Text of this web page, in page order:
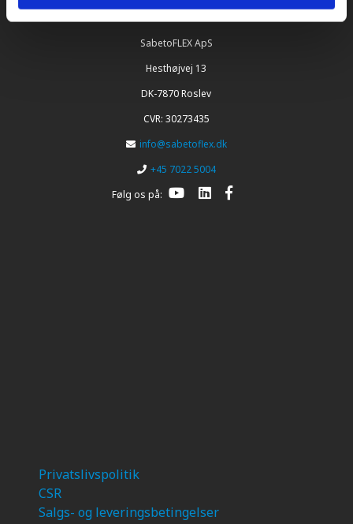
SabetoFLEX ApS
Hesthøjvej 13
DK-7870 Roslev
CVR: 30273435
info@sabetoflex.dk
+45 7022 5004
Følg os på:
Privatslivspolitik
CSR
Salgs- og leveringsbetingelser